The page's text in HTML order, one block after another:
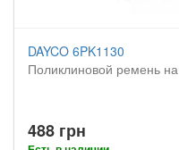
DAYCO 6PK1130
Поликлиновой ремень
488 грн